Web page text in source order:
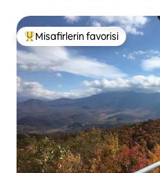
Misafirlerin favorilerinden en
Misafirlerin favorisi